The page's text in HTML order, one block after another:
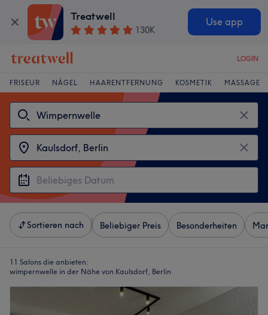
Treatwell
130K
Use app
LOGIN
FRISEUR NÄGEL HAARENTFERNUNG KOSMETIK MASSAGE
Sortieren nach Beliebiger Preis Besonderheiten
11 Salons die anbieten:
wimpernwelle in der Nähe von Kaulsdorf, Berlin